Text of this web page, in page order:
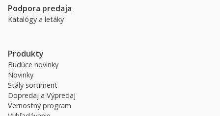
Podpora predaja
Katalógy a letáky
Produkty
Budúce novinky
Novinky
Stály sortiment
Dopredaj a Výpredaj
Vernostný program